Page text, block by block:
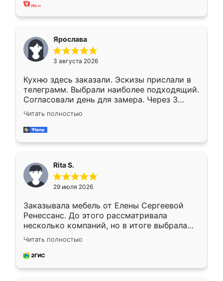
Ярослава
3 августа 2026
Кухню здесь заказали. Эскизы прислали в
телеграмм. Выбрали наиболее подходящий.
Согласовали день для замера. Через 3
недели кухня была уже готова. Остались
довольны работой. Спасибо Ренессанс
мебель за качественную работу!
Читать полностью
Rita S.
29 июля 2026
Заказывала мебель от Елены Сергеевой
Ренессанс. До этого рассматривала
несколько компаний, но в итоге выбрала
эту. Сначала обговорили условия, потом
приехал замерщик, всё спокойно объяснил
и снял размеры. Изготовили в срок, с
Читать полностью